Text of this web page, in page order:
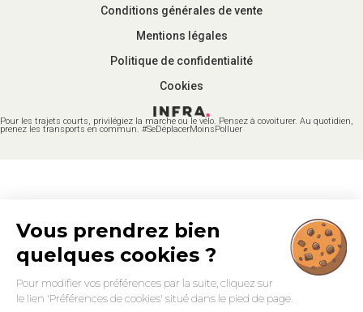
Conditions générales de vente
Mentions légales
Politique de confidentialité
Cookies
Pour les trajets courts, privilégiez la marche ou le vélo. Pensez à covoiturer. Au quotidien,
prenez les transports en commun. #SeDéplacerMoinsPolluer
Vous prendrez bien
quelques cookies ?
Pour modifier vos préférences par la suite, cliquez sur
le lien 'Préférences de cookies' situé dans le pied de page.